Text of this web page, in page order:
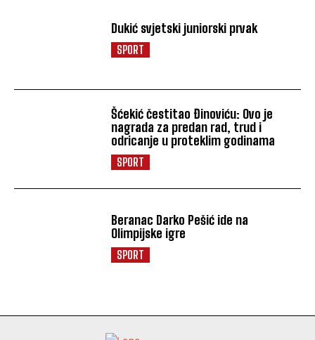
Dukić svjetski juniorski prvak
SPORT
Šćekić čestitao Đinoviću: Ovo je
nagrada za predan rad, trud i
odricanje u proteklim godinama
SPORT
Beranac Darko Pešić ide na
Olimpijske igre
SPORT